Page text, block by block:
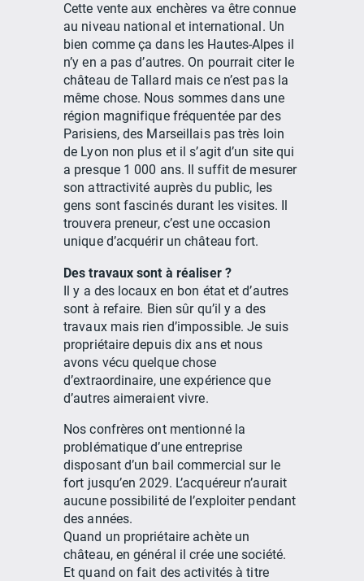
Cette vente aux enchères va être connue
au niveau national et international. Un
bien comme ça dans les Hautes-Alpes il
n’y en a pas d’autres. On pourrait citer le
château de Tallard mais ce n’est pas la
même chose. Nous sommes dans une
région magnifique fréquentée par des
Parisiens, des Marseillais pas très loin
de Lyon non plus et il s’agit d’un site qui
a presque 1 000 ans. Il suffit de mesurer
son attractivité auprès du public, les
gens sont fascinés durant les visites. Il
trouvera preneur, c’est une occasion
unique d’acquérir un château fort.
Des travaux sont à réaliser ?
Il y a des locaux en bon état et d’autres
sont à refaire. Bien sûr qu’il y a des
travaux mais rien d’impossible. Je suis
propriétaire depuis dix ans et nous
avons vécu quelque chose
d’extraordinaire, une expérience que
d’autres aimeraient vivre.
Nos confrères ont mentionné la
problématique d’une entreprise
disposant d’un bail commercial sur le
fort jusqu’en 2029. L’acquéreur n’aurait
aucune possibilité de l’exploiter pendant
des années.
Quand un propriétaire achète un
château, en général il crée une société.
Et quand on fait des activités à titre